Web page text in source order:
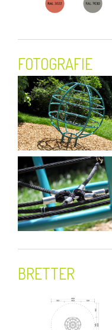
FOTOGRAFIE
BRETTER